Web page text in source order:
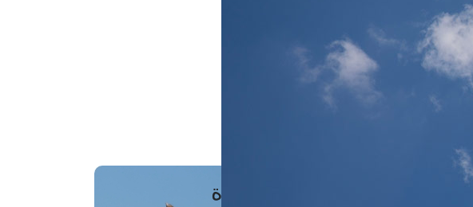
حجز موعد
مَواقِيتُ الصَّـــلاة